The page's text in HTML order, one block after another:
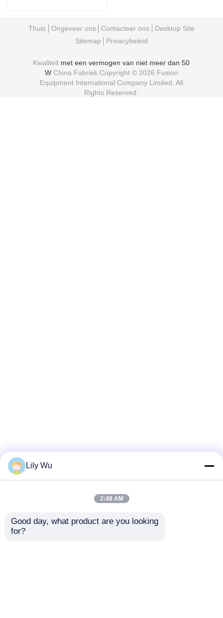
Lily Wu
2:48 AM
Good day, what product are you looking
for?